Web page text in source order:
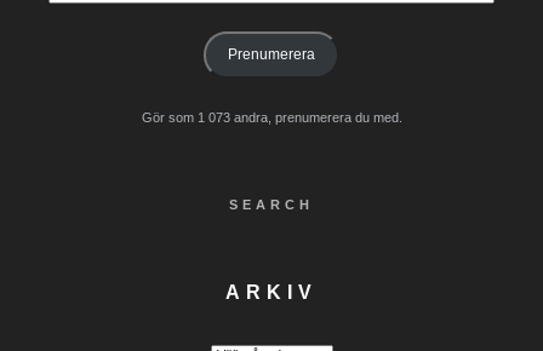
Prenumerera
Gör som 1 073 andra, prenumerera du med.
SEARCH
ARKIV